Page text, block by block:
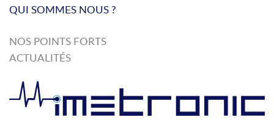
QUI SOMMES NOUS ?
NOS POINTS FORTS
ACTUALITÉS